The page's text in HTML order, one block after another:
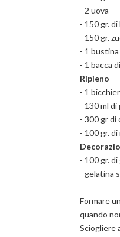
- 2 uova
- 150 gr.
- 150 gr.
- 1
- 1 bacca
Ripieno
- 1
- 130 ml di
- 300 gr
- 100 gr.
- 100 gr.
- gelatina
Formare
quando
Sciogliere